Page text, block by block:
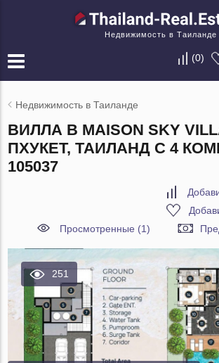
Недвижимость в Таиланде
(0)
Недвижимость в Таиланде
ВИЛЛА В MAISON SKY
ПХУКЕТ, ТАИЛАНД С 4
105037
Просмотренные (1)
251